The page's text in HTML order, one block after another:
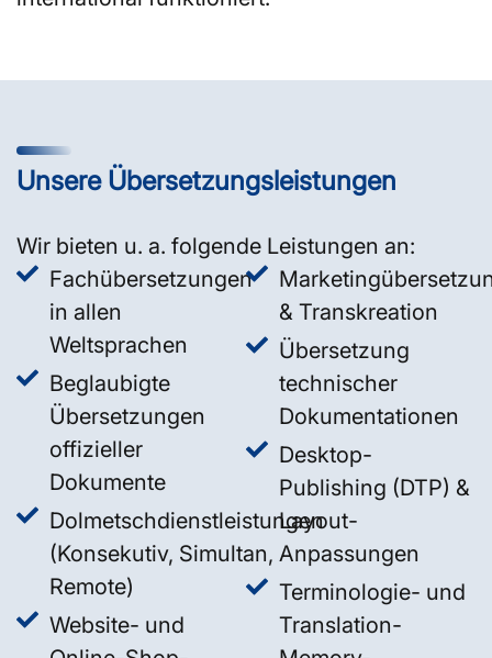
Unsere Übersetzungsleistungen
Wir bieten u. a. folgende Leistungen an:
Fachübersetzungen
in allen
Weltsprachen
Beglaubigte
Übersetzungen
offizieller
Dokumente
Dolmetschdienstleistungen
(Konsekutiv, Simultan,
Remote)
Website- und
& Transkreation
Übersetzung
technischer
Dokumentationen
Desktop-
Publishing (DTP) &
Layout-
Anpassungen
Terminologie- und
Translation-